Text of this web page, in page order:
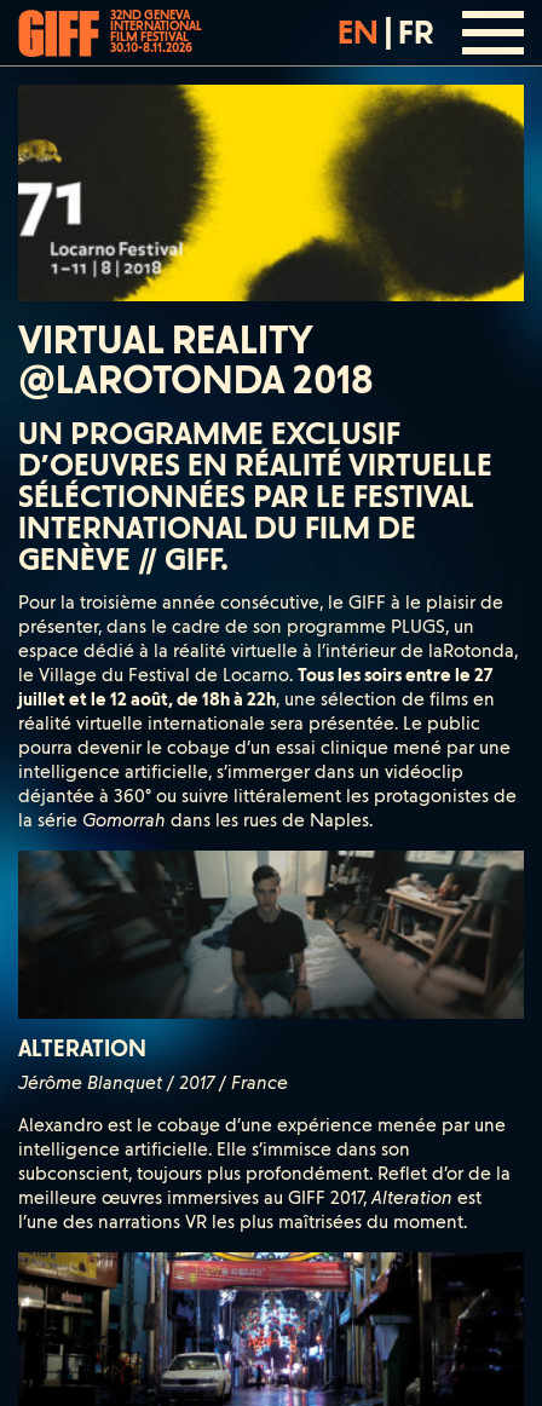
32ND GENEVA
INTERNATIONAL
FILM FESTIVAL
30.10-8.11.2026 EN FR
VIRTUAL REALITY
@LAROTONDA 2018
UN PROGRAMME EXCLUSIF
D’OEUVRES EN RÉALITÉ VIRTUELLE
SÉLÉCTIONNÉES PAR LE FESTIVAL
INTERNATIONAL DU FILM DE
GENÈVE // GIFF.
Pour la troisième année consécutive, le GIFF à le plaisir de
présenter, dans le cadre de son programme PLUGS, un
espace dédié à la réalité virtuelle à l’intérieur de laRotonda,
le Village du Festival de Locarno. Tous les soirs entre le 27
juillet et le 12 août, de 18h à 22h, une sélection de films en
réalité virtuelle internationale sera présentée. Le public
pourra devenir le cobaye d’un essai clinique mené par une
intelligence artificielle, s’immerger dans un vidéoclip
déjantée à 360° ou suivre littéralement les protagonistes de
la série Gomorrah dans les rues de Naples.
ALTERATION
Jérôme Blanquet / 2017 / France
Alexandro est le cobaye d’une expérience menée par une
intelligence artificielle. Elle s’immisce dans son
subconscient, toujours plus profondément. Reflet d’or de la
meilleure œuvres immersives au GIFF 2017,Alteration est
l’une des narrations VR les plus maîtrisées du moment.